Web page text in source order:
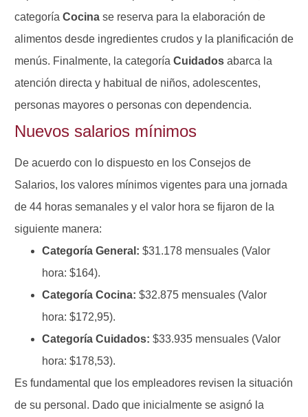
categoría Cocina se reserva para la elaboración de
alimentos desde ingredientes crudos y la planificación de
menús. Finalmente, la categoría Cuidados abarca la
atención directa y habitual de niños, adolescentes,
personas mayores o personas con dependencia.
Nuevos salarios mínimos
De acuerdo con lo dispuesto en los Consejos de
Salarios, los valores mínimos vigentes para una jornada
de 44 horas semanales y el valor hora se fijaron de la
siguiente manera:
Categoría General: $31.178 mensuales (Valor
hora: $164).
Categoría Cocina: $32.875 mensuales (Valor
hora: $172,95).
Categoría Cuidados: $33.935 mensuales (Valor
hora: $178,53).
Es fundamental que los empleadores revisen la situación
de su personal. Dado que inicialmente se asignó la